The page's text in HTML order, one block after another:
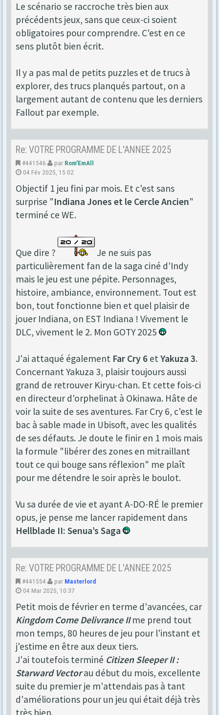
Le scénario se raccroche très bien aux
précédents jeux, sans que ceux-ci soient
obligatoires pour comprendre. C'est en ce
sens plutôt bien écrit.
Il y a pas mal de petits puzzles et de trucs à
explorer, des trucs planqués partout, on a
largement autant de contenu que les derniers
Fallout par exemple.
Re: VOTRE PROGRAMME DE L'ANNEE 2025
#441546 par Rom'EmAll
04 Fév 2025, 15:02
Objectif 1 jeu fini par mois. Et c'est sans
surprise "Indiana Jones et le Cercle Ancien"
terminé ce WE.
Que dire ?
Je ne suis pas
particulièrement fan de la saga ciné d'Indy
mais le jeu est une pépite. Personnages,
histoire, ambiance, environnement. Tout est
bon, tout fonctionne bien et quel plaisir de
jouer Indiana, on EST Indiana ! Vivement le
DLC, vivement le 2. Mon GOTY 2025
J'ai attaqué également Far Cry 6 etYakuza 3.
Concernant Yakuza 3, plaisir toujours aussi
grand de retrouver Kiryu-chan. Et cette fois-ci
en directeur d'orphelinat à Okinawa. Hâte de
voir la suite de ses aventures. Far Cry 6, c'est le
bac à sable made in Ubisoft, avec les qualités
de ses défauts. Je doute le finir en 1 mois mais
la formule "libérer des zones en mitraillant
tout ce qui bouge sans réflexion" me plaît
pour me détendre le soir après le boulot.
Vu sa durée de vie et ayant A-DO-RÉ le premier
opus, je pense me lancer rapidement dans
Hellblade II: Senua’s Saga
Re: VOTRE PROGRAMME DE L'ANNEE 2025
#441554 par Masterlord
04 Mar 2025, 10:37
Petit mois de février en terme d'avancées, car
Kingdom Come Delivrance IIme prend tout
mon temps, 80 heures de jeu pour l'instant et
j'estime en être aux deux tiers.
J'ai toutefois terminé Citizen Sleeper II :
Starward Vectorau début du mois, excellente
suite du premier je m'attendais pas à tant
d'améliorations pour un jeu qui était déjà très
très bien.